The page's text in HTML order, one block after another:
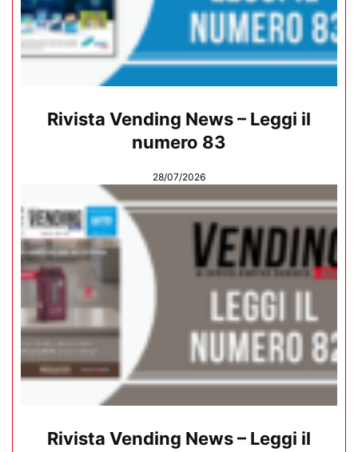
Rivista Vending News – Leggi il
numero 83
28/07/2026
Rivista Vending News – Leggi il